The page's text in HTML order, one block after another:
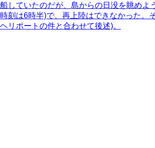
船していたのだが、島からの日没を眺めよ
時刻は6時半)で、再上陸はできなかった。
ヘリポートの件と合わせて後述)。